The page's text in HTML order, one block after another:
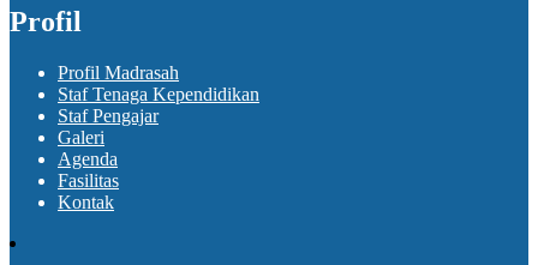
Profil
Profil Madrasah
Staf Tenaga Kependidikan
Staf Pengajar
Galeri
Agenda
Fasilitas
Kontak